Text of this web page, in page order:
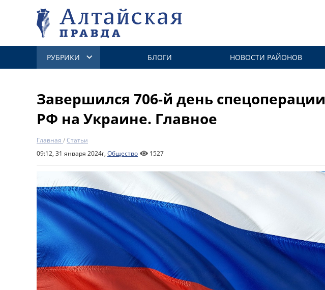
РУБРИКИ БЛОГИ НОВОСТИ РАЙОНОВ
Завершился 706-й день спецоперации
РФ на Украине. Главное
Главная /Статьи
09:12, 31 января 2024г, Общество 1527